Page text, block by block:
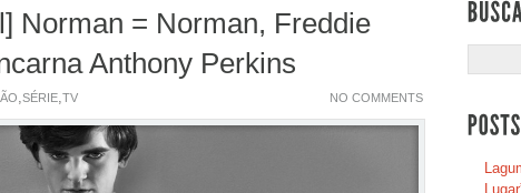
Norman = Norman, Freddie
Anthony Perkins
,SÉRIE,TV NO COMMENTS